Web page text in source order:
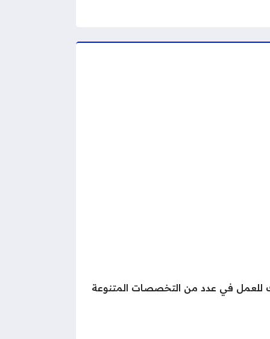
للعمل في عدد من التخصصات المتنوعة